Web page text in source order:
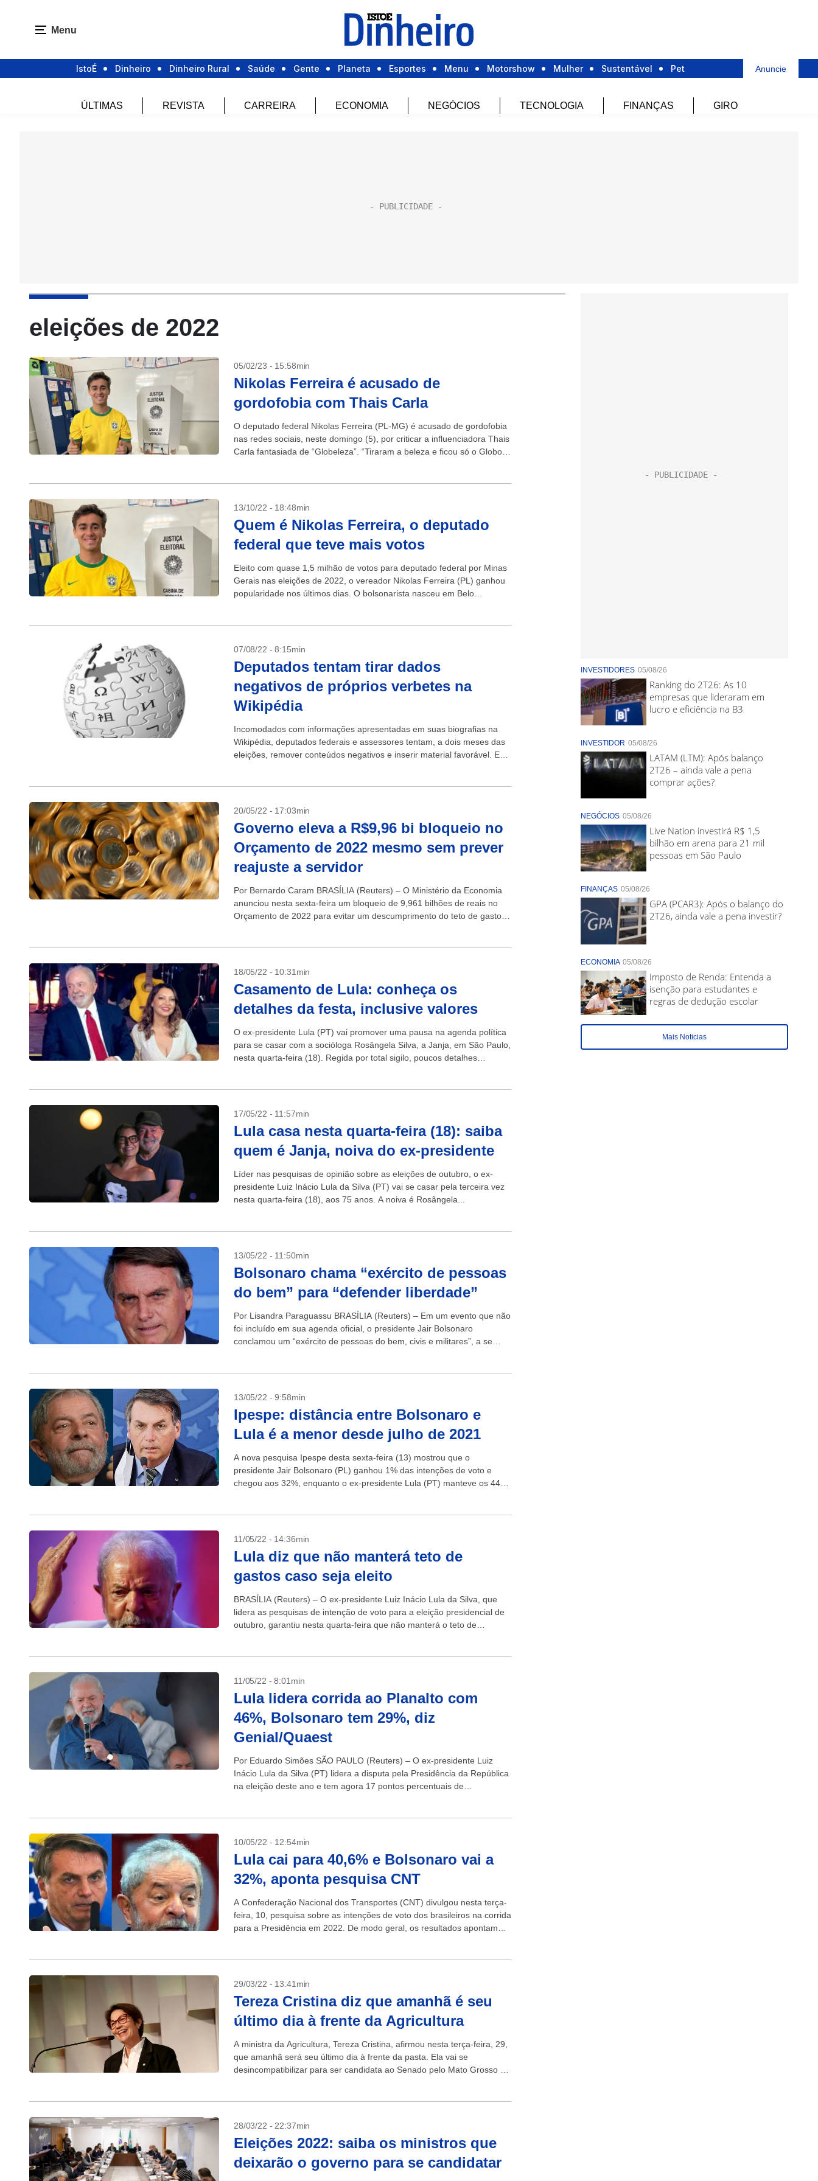
Menu
IstoÉ Dinheiro Dinheiro Rural Saúde Gente Planeta Esportes Menu Motorshow Mulher Sustentável Pet Anuncie
ÚLTIMAS REVISTA CARREIRA ECONOMIA NEGÓCIOS TECNOLOGIA FINANÇAS GIRO
eleições de 2022
05/02/23 - 15:58min
Nikolas Ferreira é acusado de
gordofobia com Thais Carla
O deputado federal Nikolas Ferreira (PL-MG) é acusado de gordofobia
nas redes sociais, neste domingo (5), por criticar a influenciadora Thais
Carla fantasiada de “Globeleza”. “Tiraram a beleza e ficou só o Globo”,
13/10/22 - 18:48min
Quem é Nikolas Ferreira, o deputado
federal que teve mais votos
Eleito com quase 1,5 milhão de votos para deputado federal por Minas
Gerais nas eleições de 2022, o vereador Nikolas Ferreira (PL) ganhou
popularidade nos últimos dias. O bolsonarista nasceu em Belo
07/08/22 - 8:15min
Deputados tentam tirar dados
negativos de próprios verbetes na
Wikipédia
Incomodados com informações apresentadas em suas biografias na
Wikipédia, deputados federais e assessores tentam, a dois meses das
eleições, remover conteúdos negativos e inserir material favorável. Em
20/05/22 - 17:03min
Governo eleva a R$9,96 bi bloqueio no
Orçamento de 2022 mesmo sem prever
reajuste a servidor
Por Bernardo Caram BRASÍLIA (Reuters) – O Ministério da Economia
anunciou nesta sexta-feira um bloqueio de 9,961 bilhões de reais no
Orçamento de 2022 para evitar um descumprimento do teto de gastos,
18/05/22 - 10:31min
Casamento de Lula: conheça os
detalhes da festa, inclusive valores
O ex-presidente Lula (PT) vai promover uma pausa na agenda política
para se casar com a socióloga Rosângela Silva, a Janja, em São Paulo,
nesta quarta-feira (18). Regida por total sigilo, poucos detalhes
17/05/22 - 11:57min
Lula casa nesta quarta-feira (18): saiba
quem é Janja, noiva do ex-presidente
Líder nas pesquisas de opinião sobre as eleições de outubro, o ex-
presidente Luiz Inácio Lula da Silva (PT) vai se casar pela terceira vez
nesta quarta-feira (18), aos 75 anos. A noiva é Rosângela...
13/05/22 - 11:50min
Bolsonaro chama “exército de pessoas
do bem” para “defender liberdade”
Por Lisandra Paraguassu BRASÍLIA (Reuters) – Em um evento que não
foi incluído em sua agenda oficial, o presidente Jair Bolsonaro
conclamou um “exército de pessoas do bem, civis e militares”, a se
13/05/22 - 9:58min
Ipespe: distância entre Bolsonaro e
Lula é a menor desde julho de 2021
A nova pesquisa Ipespe desta sexta-feira (13) mostrou que o
presidente Jair Bolsonaro (PL) ganhou 1% das intenções de voto e
chegou aos 32%, enquanto o ex-presidente Lula (PT) manteve os 44%
11/05/22 - 14:36min
Lula diz que não manterá teto de
gastos caso seja eleito
BRASÍLIA (Reuters) – O ex-presidente Luiz Inácio Lula da Silva, que
lidera as pesquisas de intenção de voto para a eleição presidencial de
outubro, garantiu nesta quarta-feira que não manterá o teto de
11/05/22 - 8:01min
Lula lidera corrida ao Planalto com
46%, Bolsonaro tem 29%, diz
Genial/Quaest
Por Eduardo Simões SÃO PAULO (Reuters) – O ex-presidente Luiz
Inácio Lula da Silva (PT) lidera a disputa pela Presidência da República
na eleição deste ano e tem agora 17 pontos percentuais de
10/05/22 - 12:54min
Lula cai para 40,6% e Bolsonaro vai a
32%, aponta pesquisa CNT
A Confederação Nacional dos Transportes (CNT) divulgou nesta terça-
feira, 10, pesquisa sobre as intenções de voto dos brasileiros na corrida
para a Presidência em 2022. De modo geral, os resultados apontam
29/03/22 - 13:41min
Tereza Cristina diz que amanhã é seu
último dia à frente da Agricultura
A ministra da Agricultura, Tereza Cristina, afirmou nesta terça-feira, 29,
que amanhã será seu último dia à frente da pasta. Ela vai se
desincompatibilizar para ser candidata ao Senado pelo Mato Grosso do
28/03/22 - 22:37min
Eleições 2022: saiba os ministros que
deixarão o governo para se candidatar
INVESTIDORES 05/08/26
Ranking do 2T26: As 10
empresas que lideraram em
lucro e eficiência na B3
INVESTIDOR 05/08/26
LATAM (LTM): Após balanço
2T26 – ainda vale a pena
comprar ações?
NEGÓCIOS 05/08/26
Live Nation investirá R$ 1,5
bilhão em arena para 21 mil
pessoas em São Paulo
FINANÇAS 05/08/26
GPA (PCAR3): Após o balanço do
2T26, ainda vale a pena investir?
ECONOMIA 05/08/26
Imposto de Renda: Entenda a
isenção para estudantes e
regras de dedução escolar
Mais Noticias